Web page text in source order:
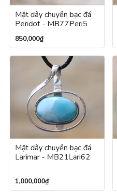
Mặt dây chuyền bạc đá
Peridot - MB77Peri5
850,000₫
Mặt dây chuyền bạc đá
Larimar - MB21Lari62
1,000,000₫